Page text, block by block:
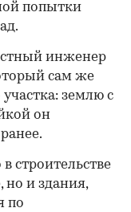
попытки
инженер
сам же
землю с
он
строительстве
но и здания,
по